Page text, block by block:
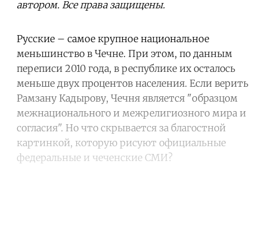
автором. Все права защищены.
Русские – самое крупное национальное
меньшинство в Чечне. При этом, по данным
переписи 2010 года, в республике их осталось
меньше двух процентов населения. Если верить
Рамзану Кадырову, Чечня является "образцом
межнационального и межрелигиозного мира и
согласия". Но что скрывается за благостной
картинкой, которую рисуют официальные
федеральные и чеченские СМИ?